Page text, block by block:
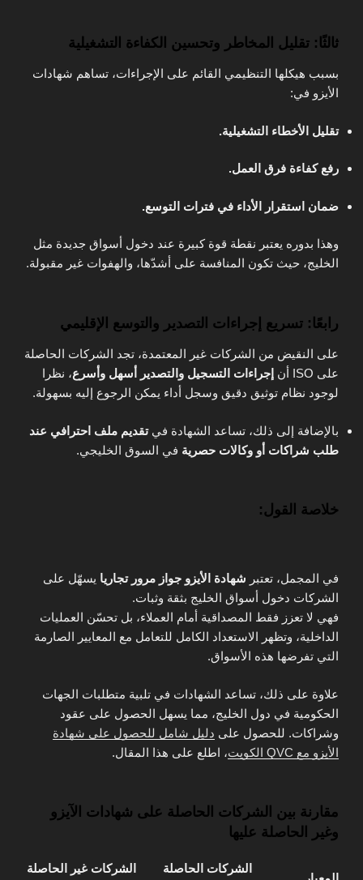
ثالثًا: تقليل المخاطر وتحسين الكفاءة التشغيلية
بسبب هيكلها التنظيمي القائم على الإجراءات، تساهم شهادات
الأيزو في:
تقليل الأخطاء التشغيلية.
رفع كفاءة فرق العمل.
ضمان استقرار الأداء في فترات التوسع.
وهذا بدوره يعتبر نقطة قوة كبيرة عند دخول أسواق جديدة مثل
الخليج، حيث تكون المنافسة على أشدّها، والهفوات غير مقبولة.
رابعًا: تسريع إجراءات التصدير والتوسع الإقليمي
على النقيض من الشركات غير المعتمدة، تجد الشركات الحاصلة
على ISO أن
إجراءات التسجيل والتصدير أسهل وأسرع، نظرا
لوجود نظام توثيق دقيق وسجل أداء يمكن الرجوع إليه بسهولة.
بالإضافة إلى ذلك، تساعد الشهادة فيتقديم ملف احترافي عند
طلب شراكات أو وكالات حصرية في السوق الخليجي.
خلاصة القول:
في المجمل، تعتبر شهادة الأيزو جواز مرور تجاريا يسهّل على
الشركات دخول أسواق الخليج بثقة وثبات.
فهي لا تعزز فقط المصداقية أمام العملاء، بل تحسّن العمليات
الداخلية، وتظهر الاستعداد الكامل للتعامل مع المعايير الصارمة
التي تفرضها هذه الأسواق.
علاوة على ذلك، تساعد الشهادات في تلبية متطلبات الجهات
الحكومية في دول الخليج، مما يسهل الحصول على عقود
وشراكات. للحصول على دليل شامل للحصول على شهادة
الأيزو مع QVC الكويت
، اطلع على هذا المقال.
مقارنة بين الشركات الحاصلة على شهادات الآيزو
وغير الحاصلة عليها
الشركات الحاصلة الشركات غير الحاصلة